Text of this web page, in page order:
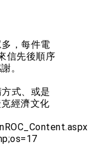
，每件電
信先後順序
。
式、或是
經濟文化